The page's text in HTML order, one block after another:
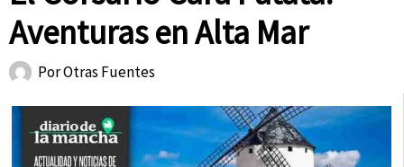
Aventuras en Alta Mar
PorOtras Fuentes